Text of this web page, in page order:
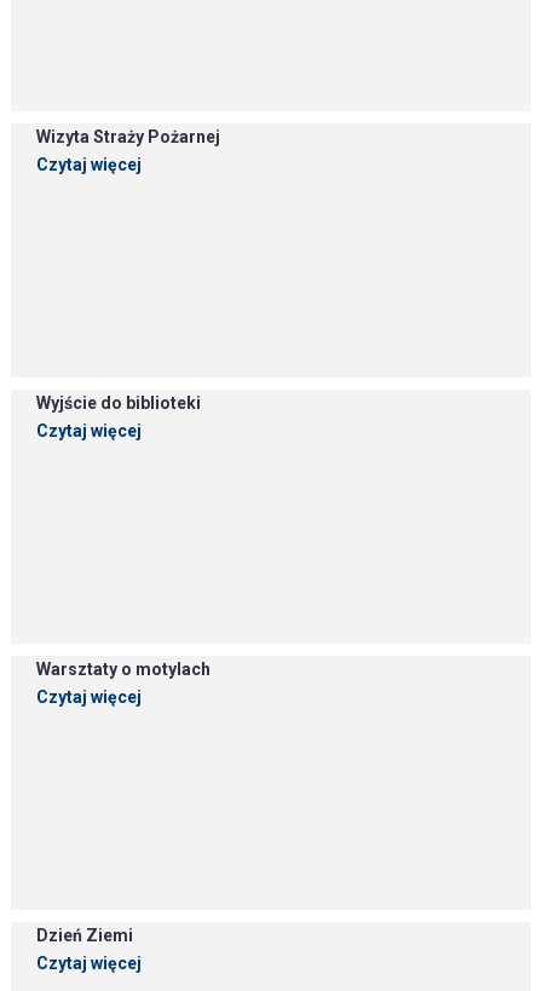
Wizyta Straży Pożarnej
Czytaj więcej
Wyjście do biblioteki
Czytaj więcej
Warsztaty o motylach
Czytaj więcej
Dzień Ziemi
Czytaj więcej